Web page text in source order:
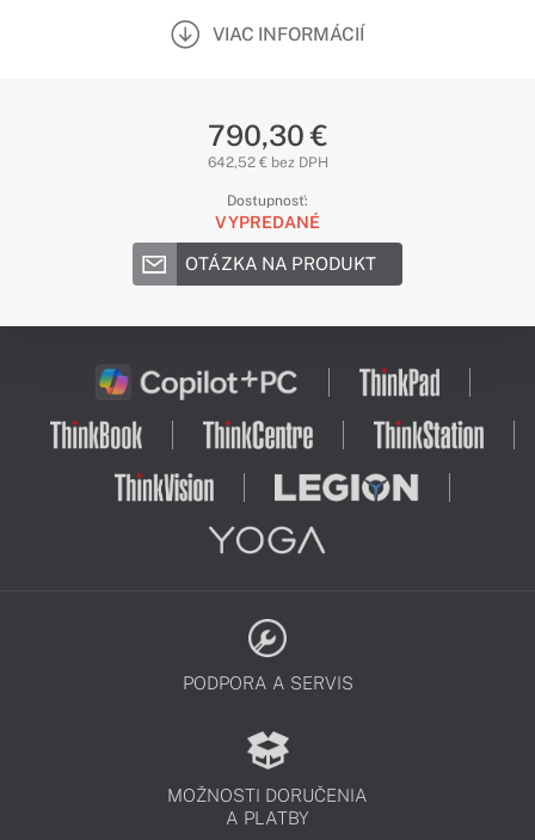
VIAC INFORMÁCIÍ
790,30 €
642,52 € bez DPH
Dostupnosť:
VYPREDANÉ
OTÁZKA NA PRODUKT
PODPORA A SERVIS
MOŽNOSTI DORUČENIA
A PLATBY